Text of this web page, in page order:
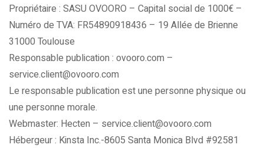
Propriétaire : SASU OVOORO – Capital social de 1000€ –
Numéro de TVA: FR54890918436 – 19 Allée de Brienne
31000 Toulouse
Responsable publication : ovooro.com –
service.client@ovooro.com
Le responsable publication est une personne physique ou
une personne morale.
Webmaster: Hecten – service.client@ovooro.com
Hébergeur : Kinsta Inc.-8605 Santa Monica Blvd #92581